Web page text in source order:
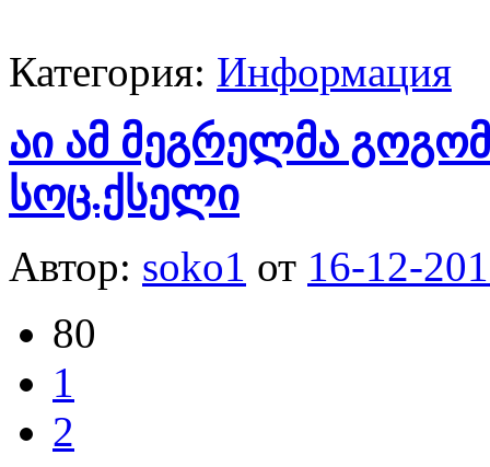
Категория: Информация
აი ამ მეგრელმა
სოც.ქსელი
Автор: soko1 от 16-12-
80
1
2